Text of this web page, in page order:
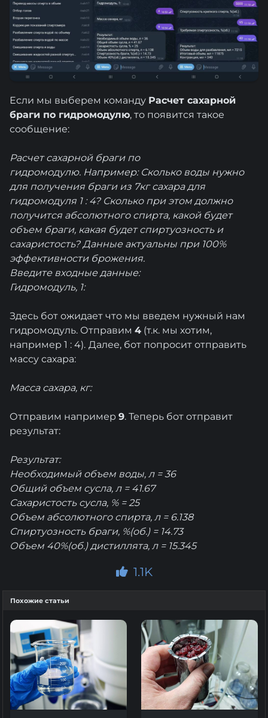
Если мы выберем команду Расчет сахарной
браги по гидромодулю, то появится такое
сообщение:
Расчет сахарной браги по
гидромодулю. Например: Сколько воды нужно
для получения браги из 7кг сахара для
гидромодуля 1 : 4? Сколько при этом должно
получится абсолютного спирта, какой будет
объем браги, какая будет спиртуозность и
сахаристость?Данные актуальны при 100%
эффективности брожения.
Введите входные данные:
Гидромодуль, 1:
Здесь бот ожидает что мы введем нужный нам
гидромодуль. Отправим 4 (т.к. мы хотим,
например 1 : 4). Далее, бот попросит отправить
массу сахара:
Масса сахара, кг:
Отправим например 9. Теперь бот отправит
результат:
Результат:
Необходимый объем воды, л = 36
Общий объем сусла, л = 41.67
Сахаристость сусла, % = 25
Объем абсолютного спирта, л = 6.138
Спиртуозность браги, %(об.) = 14.73
Объем 40%(об.) дистиллята, л = 15.345
1.1K
Похожие статьи